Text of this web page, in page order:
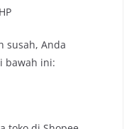
susah, Anda
bawah ini: